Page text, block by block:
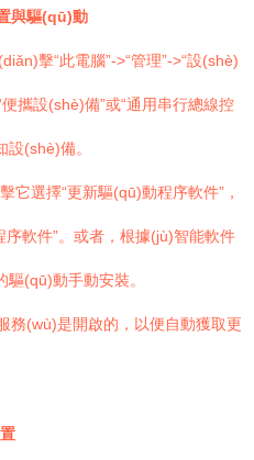
與驅(qū)動
擊“此電腦”->“管理”->“設(shè)
攜設(shè)備”或“通用串行總線控
(shè)備。
它選擇“更新驅(qū)動程序軟件”，
軟件”。或者，根據(jù)智能軟件
(qū)動手動安裝。
務(wù)是開啟的，以便自動獲取更